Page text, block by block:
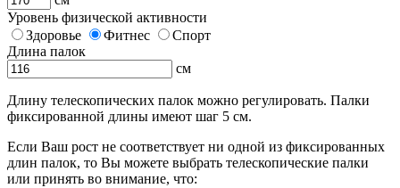
Уровень физической активности
Здоровье
Фитнес
Спорт
Длина палок
см
Длину телескопических палок можно регулировать. Палки
фиксированной длины имеют шаг 5 см.
Если Ваш рост не соответствует ни одной из фиксированных
длин палок, то Вы можете выбрать телескопические палки
или принять во внимание, что: